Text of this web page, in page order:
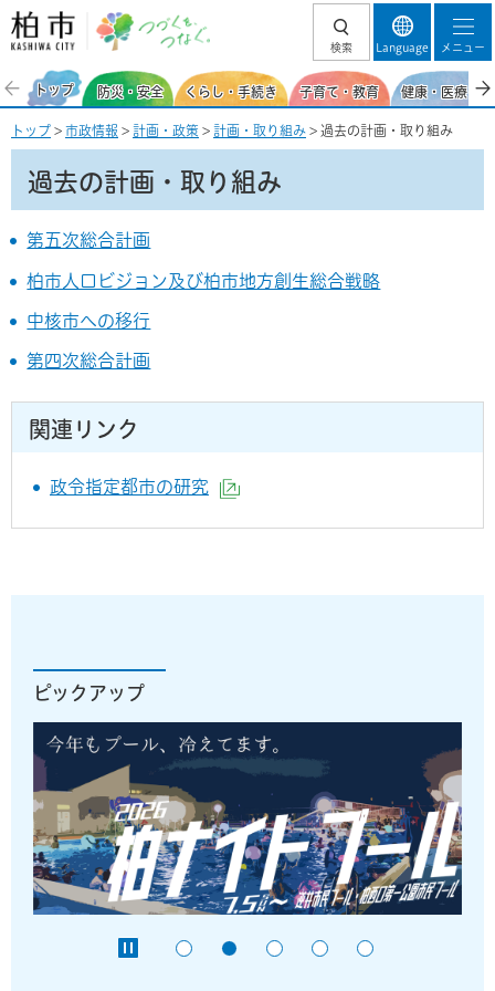
柏市 つづくを、
検索 Language メニュー
トップ 防災・安全 くらし・手続き 子育て・教育 健康・医療・
トップ > 市政情報 > 計画・政策 > 計画・取り組み > 過去の計画・取り組み
過去の計画・取り組み
第五次総合計画
柏市人口ビジョン及び柏市地方創生総合戦略
中核市への移行
第四次総合計画
関連リンク
政令指定都市の研究
ピックアップ